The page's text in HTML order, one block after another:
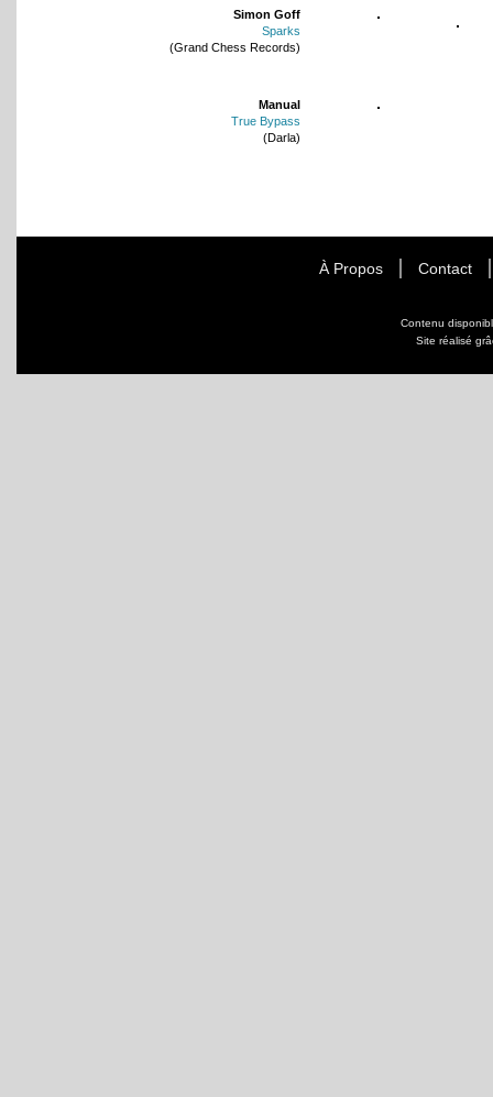
Simon Goff
Sparks
(Grand Chess Records)
Manual
True Bypass
(Darla)
À Propos Contact
Contenu
Site réalisé